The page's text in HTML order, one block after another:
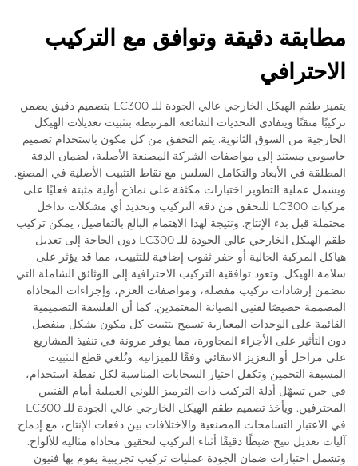
مطابقة دقيقة وتوافق مع التركيب
الاحترافي
يتميز طقم الهيكل الخارجي عالي الجودة للـ LC300 بتصميم دقيق يضمن
تركيبًا متقنًا ويتفادى التحديات الشائعة المرتبطة بتثبيت تعديلات الهيكل
الخارجية من السوق الثانوية. يتم التحقق من كل مكون باستخدام تصميم
حاسوبي مستند إلى مواصفات الشركة المصنعة الأصلية، لضمان الدقة
المطلقة في الأبعاد والتكامل السلس مع نقاط التثبيت الأصلية في المصنع.
ويشمل عملية التطوير اختبارات مكثفة على نماذج أولية مثبتة فعليًا على
مركبات LC300 للتحقق من دقة التركيب وتحديد أي مشكلات تداخل
محتملة قبل بدء الإنتاج. ونتيجة لهذا الاهتمام البالغ بالتفاصيل، يمكن تركيب
طقم الهيكل الخارجي عالي الجودة للـ LC300 دون الحاجة إلى تعديل
هياكل المركبة الحالية أو حفر ثقوب إضافية للتثبيت، مما قد يؤثر على
سلامة الهيكل. وتعود توافقية التركيب الاحترافية إلى الوثائق الشاملة التي
تتضمن إرشادات تركيب مفصلة، ومواصفات العزم، وإجراءات المحاذاة
المصممة خصيصًا لفنيي الصيانة المعتمدين. كما أن الفلسفة التصميمية
القائمة على الوحدات المعيارية تسمح بتثبيت كل مكون بشكل منفصل
دون التأثير على الأجزاء المجاورة، مما يوفر مرونة في تنفيذ المشاريع
على مراحل أو التعزيز الانتقائي وفقًا للميزانية. وتُلغي قطع التثبيت
المسبقة التخمين وتكفل اختيار السحابات المناسبة لكل نقطة استخدام،
في حين تسهّل أدلة التركيب ذات الترميز اللوني العملية أمام الفنيين
المحترفين. ويأخذ تصميم طقم الهيكل الخارجي عالي الجودة للـ LC300
في الاعتبار التسامحات المصنعية والاختلافات بين دفعات الإنتاج، مع إدماج
آليات تعديل تتيح ضبطًا دقيقًا أثناء التركيب لتحقيق محاذاة مثالية للألواح.
وتشمل اختبارات ضمان الجودة عمليات تركيب تجريبية يقوم بها فنيون